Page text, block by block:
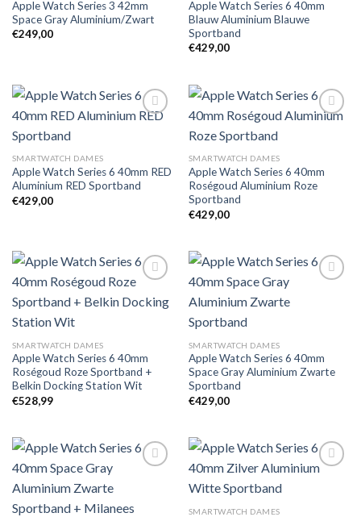
verlanglijst
Apple Watch Series 3 42mm
Space Gray Aluminium/Zwart
€249,00
verlanglijst
Apple Watch Series 6 40mm
Blauw Aluminium Blauwe
Sportband
€429,00
verlanglijst
SMARTWATCH DAMES
Apple Watch Series 6 40mm RED
Aluminium RED Sportband
€429,00
verlanglijst
SMARTWATCH DAMES
Apple Watch Series 6 40mm
Roségoud Aluminium Roze
Sportband
€429,00
SMARTWATCH DAMES
Apple Watch Series 6 40mm
Roségoud Roze Sportband +
Belkin Docking Station Wit
€528,99
SMARTWATCH DAMES
Apple Watch Series 6 40mm
Space Gray Aluminium Zwarte
Sportband
€429,00
Toevoegen
SMARTWATCH DAMES